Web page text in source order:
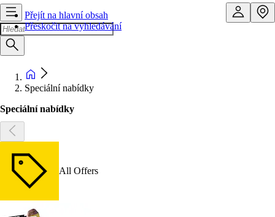
Přejít na hlavní obsah
Přeskočit na vyhledávání
Speciální nabídky
Speciální nabídky
All Offers